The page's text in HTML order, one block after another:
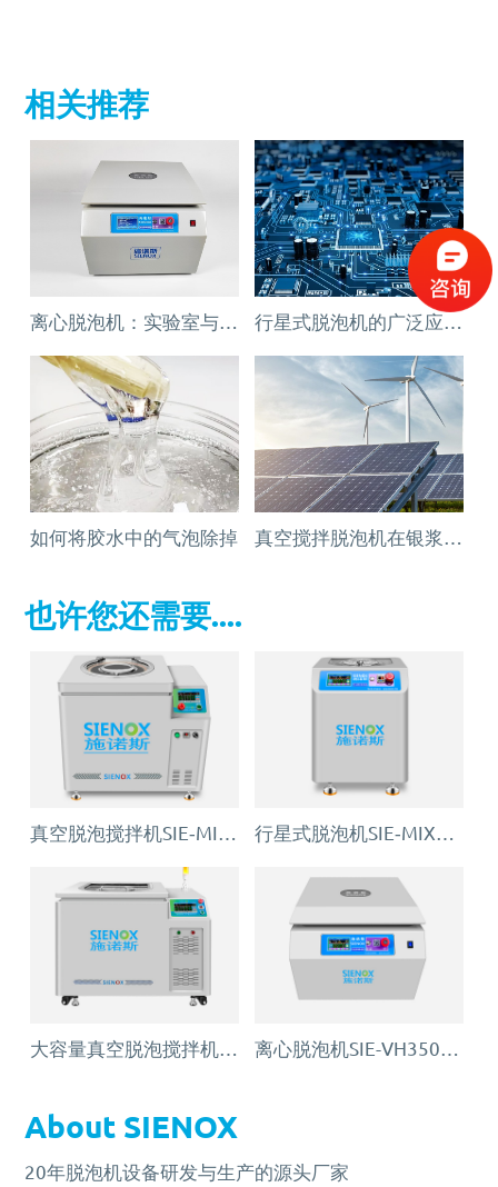
相关推荐
行星式脱泡机的广泛应用领域
如何将胶水中的气泡除掉
也许您还需要....
About SIENOX
20年脱泡机设备研发与生产的源头厂家